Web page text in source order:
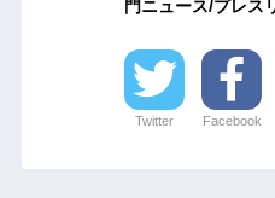
門ニュース/プレス
Twitter Facebook